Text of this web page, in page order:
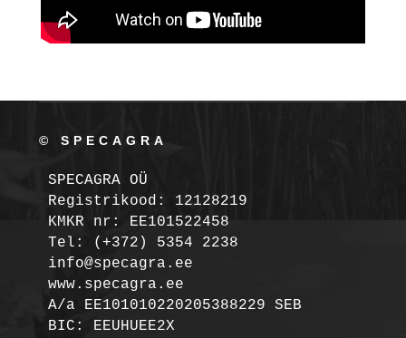
© SPECAGRA
SPECAGRA OÜ
Registrikood: 12128219
KMKR nr: EE101522458
Tel: (+372) 5354 2238
info@specagra.ee
A/a EE101010220205388229 SEB
BIC: EEUHUEE2X